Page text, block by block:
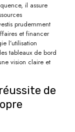
il assure
prudemment
et financer
l’utilisation
tableaux de bord
vision claire et
de